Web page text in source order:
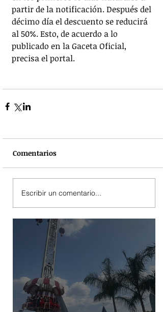
partir de la notificación. Después del
décimo día el descuento se reducirá
al 50%. Esto, de acuerdo a lo
publicado en la Gaceta Oficial,
precisa el portal.
Comentarios
Escribir un comentario...